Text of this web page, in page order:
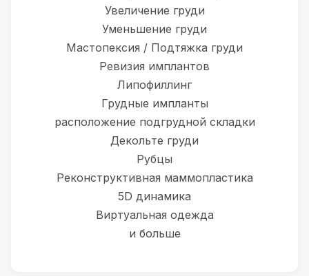
Увеличение груди
Уменьшение груди
Мастопексия / Подтяжка груди
Ревизия имплантов
Липофиллинг
Грудные импланты
расположение подгрудной складки
Декольте груди
Рубцы
Реконструктивная маммопластика
5D динамика
Виртуальная одежда
и больше